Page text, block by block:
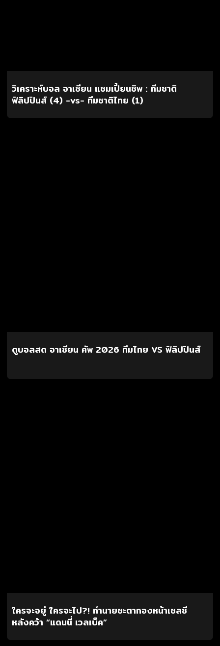
วิเคราะห์บอล อาเซียน แชมเปี้ยนชิพ : ทีมชาติ
ฟิลิปปินส์ (4) -vs- ทีมชาติไทย (1)
ดูบอลสด อาเซียน คัพ 2026 ทีมไทย VS ฟิลิปปินส์
ใครจะอยู่ ใครจะไป?! ทำนายชะตากองหน้าเชลซี
หลังคว้า “แดนนี่ เวลเบ็ค”